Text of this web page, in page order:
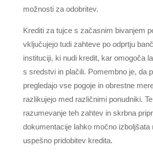
možnosti za odobritev.
Krediti za tujce s začasnim bivanjem
vključujejo tudi zahteve po odprtju
instituciji, ki nudi kredit, kar omogoča
s sredstvi in plačili. Pomembno je, da
pregledajo vse pogoje in obrestne
razlikujejo med različnimi ponudniki.
razumevanje teh zahtev in skrbna
dokumentacije lahko močno izboljšata
uspešno pridobitev kredita.